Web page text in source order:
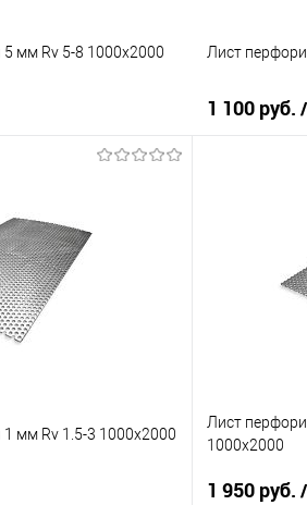
мм Rv 5-8 1000х2000
Сравнение
Под заказ
Лист
1 100 руб.
Купить в 1
В избранное
мм Rv 1.5-3 1000х2000
Лист
1000х2000
1 950 руб.